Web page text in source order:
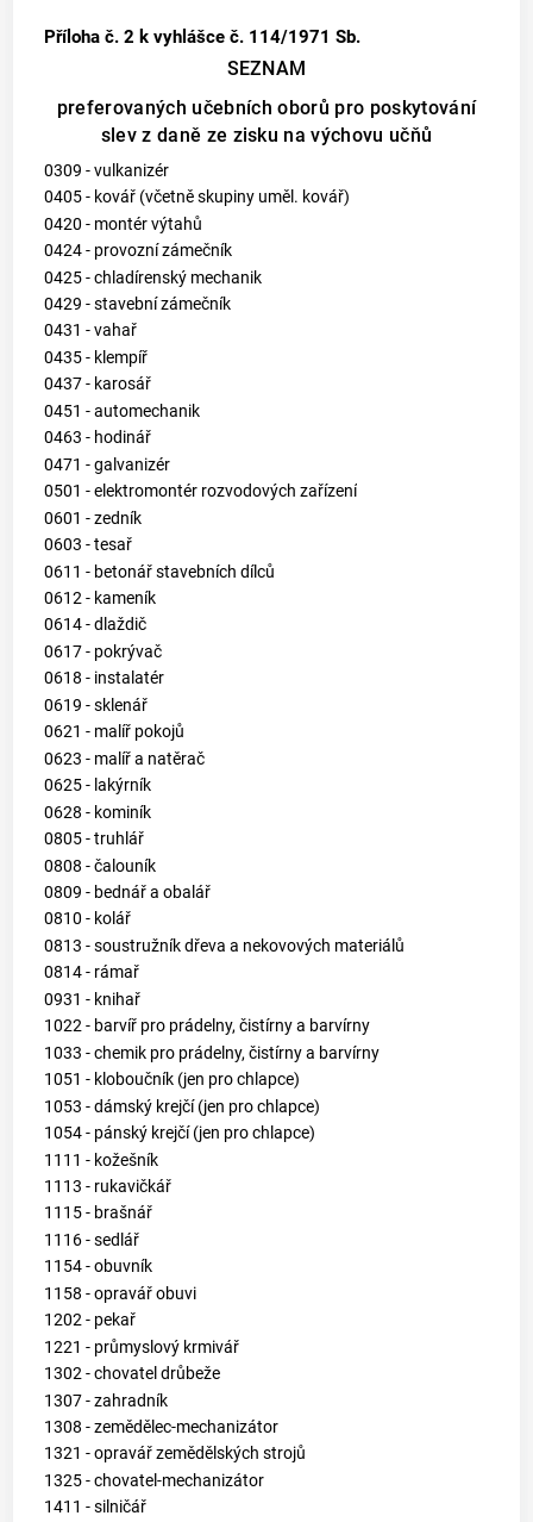
Příloha č. 2 k vyhlášce č. 114/1971 Sb.
SEZNAM
preferovaných učebních oborů pro poskytování
slev z daně ze zisku na výchovu učňů
0309 - vulkanizér
0405 - kovář (včetně skupiny uměl. kovář)
0420 - montér výtahů
0424 - provozní zámečník
0425 - chladírenský mechanik
0429 - stavební zámečník
0431 - vahař
0435 - klempíř
0437 - karosář
0451 - automechanik
0463 - hodinář
0471 - galvanizér
0501 - elektromontér rozvodových zařízení
0601 - zedník
0603 - tesař
0611 - betonář stavebních dílců
0612 - kameník
0614 - dlaždič
0617 - pokrývač
0618 - instalatér
0619 - sklenář
0621 - malíř pokojů
0623 - malíř a natěrač
0625 - lakýrník
0628 - kominík
0805 - truhlář
0808 - čalouník
0809 - bednář a obalář
0810 - kolář
0813 - soustružník dřeva a nekovových materiálů
0814 - rámař
0931 - knihař
1022 - barvíř pro prádelny, čistírny a barvírny
1033 - chemik pro prádelny, čistírny a barvírny
1051 - kloboučník (jen pro chlapce)
1053 - dámský krejčí (jen pro chlapce)
1054 - pánský krejčí (jen pro chlapce)
1111 - kožešník
1113 - rukavičkář
1115 - brašnář
1116 - sedlář
1154 - obuvník
1158 - opravář obuvi
1202 - pekař
1221 - průmyslový krmivář
1302 - chovatel drůbeže
1307 - zahradník
1308 - zemědělec-mechanizátor
1321 - opravář zemědělských strojů
1325 - chovatel-mechanizátor
1411 - silničář